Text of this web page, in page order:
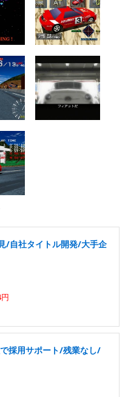
/自社タイトル開発/大手企
採用サポート/残業なし/